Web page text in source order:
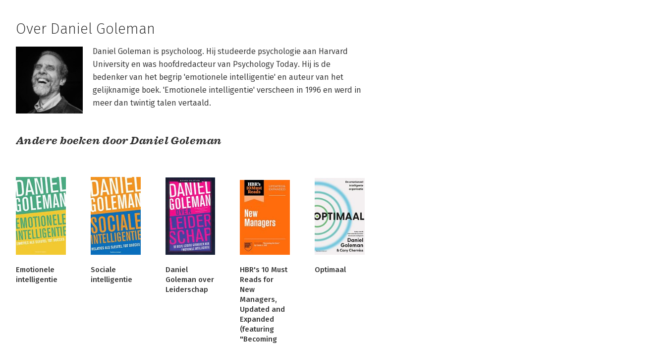
Over Daniel Goleman
Daniel Goleman is psycholoog. Hij studeerde psychologie aan Harvard
University en was hoofdredacteur van Psychology Today. Hij is de
bedenker van het begrip 'emotionele intelligentie' en auteur van het
gelijknamige boek. 'Emotionele intelligentie' verscheen in 1996 en werd in
meer dan twintig talen vertaald.
Andere boeken door Daniel Goleman
Emotionele
intelligentie
Sociale
intelligentie
Daniel
Goleman over
Leiderschap
HBR's 10 Must
Reads for
New
Managers,
Updated and
Expanded
(featuring
"Becoming
Optimaal